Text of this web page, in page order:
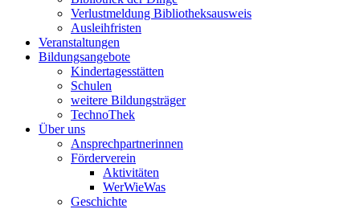
Verlustmeldung Bibliotheksausweis
Ausleihfristen
Veranstaltungen
Bildungsangebote
Kindertagesstätten
Schulen
weitere Bildungsträger
TechnoThek
Über uns
Ansprechpartnerinnen
Förderverein
Aktivitäten
WerWieWas
Geschichte